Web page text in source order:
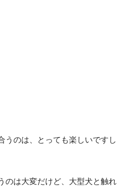
うのは、とっても楽しいですし
のは大変だけど、大型犬と触れ